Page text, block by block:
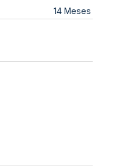
14 Meses